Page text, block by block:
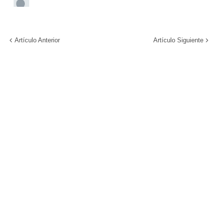
Artículo Anterior Artículo Siguiente